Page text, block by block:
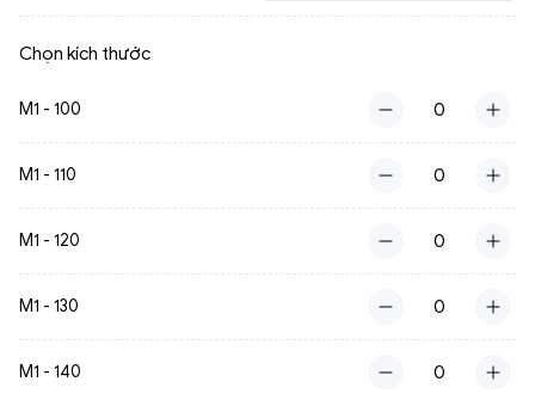
Chọn kích thước
M1 - 100
M1 - 110
M1 - 120
M1 - 130
M1 - 140